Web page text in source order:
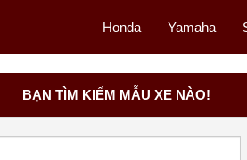
Honda Yamaha
BẠN TÌM KIẾM MẪU XE NÀO!